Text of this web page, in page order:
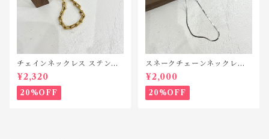
チェインネックレス ステンレ
ス SN048
¥2,320
20%OFF
スネークチェーンネックレス
ステンレス SN011
¥2,000
20%OFF